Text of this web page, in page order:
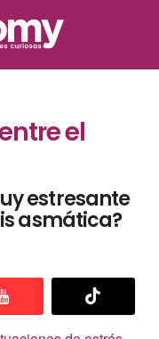
el
estresante
asmática?